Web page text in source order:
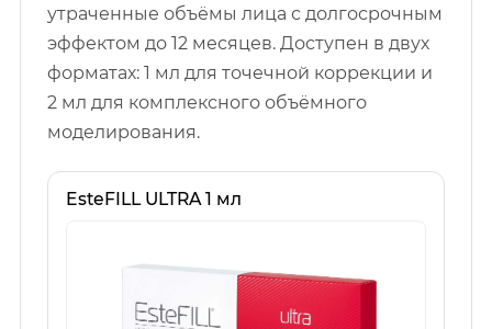
утраченные объёмы лица с долгосрочным
эффектом до 12 месяцев. Доступен в двух
форматах: 1 мл для точечной коррекции и
2 мл для комплексного объёмного
моделирования.
EsteFILL ULTRA 1 мл